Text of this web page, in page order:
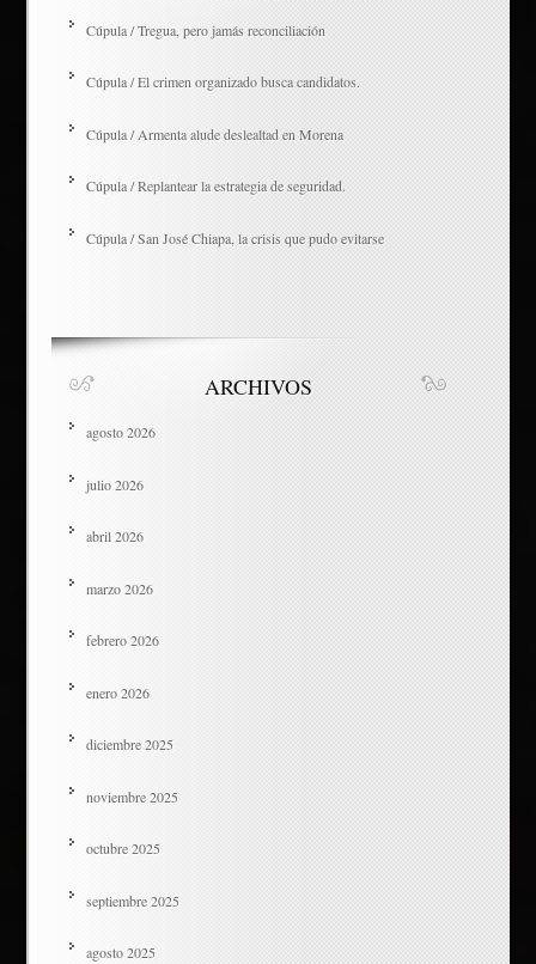
Cúpula / Tregua, pero jamás reconciliación
Cúpula / El crimen organizado busca candidatos.
Cúpula / Armenta alude deslealtad en Morena
Cúpula / Replantear la estrategia de seguridad.
Cúpula / San José Chiapa, la crisis que pudo evitarse
ARCHIVOS
agosto 2026
julio 2026
abril 2026
marzo 2026
febrero 2026
enero 2026
diciembre 2025
noviembre 2025
octubre 2025
septiembre 2025
agosto 2025